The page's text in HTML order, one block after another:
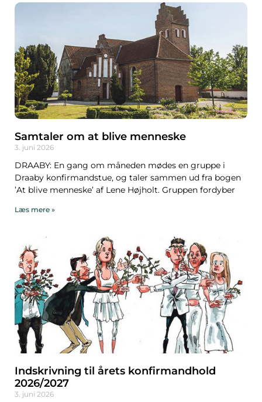
Samtaler om at blive menneske
3. juni 2026
DRAABY: En gang om måneden mødes en gruppe i
Draaby konfirmandstue, og taler sammen ud fra bogen
’At blive menneske’ af Lene Højholt. Gruppen fordyber
Læs mere »
Indskrivning til årets konfirmandhold
2026/2027
3. juni 2026